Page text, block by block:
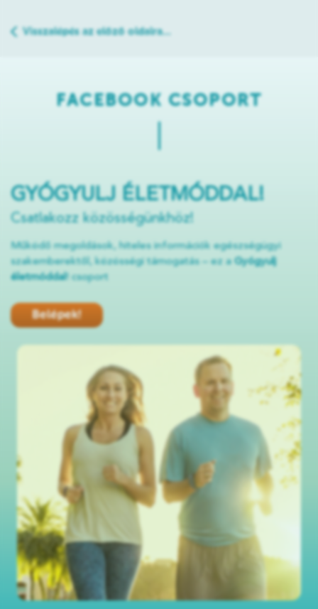
Visszalépés az előző oldalra...
FACEBOOK CSOPORT
GYÓGYULJ ÉLETMÓDDAL!
Csatlakozz közösségünkhöz!
Működő megoldások, hiteles információk egészségügyi
szakemberektől, közösségi támogatás – ez a Gyógyulj
életmóddal! csoport
Belépek!